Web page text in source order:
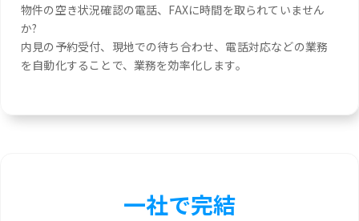
物件の空き状況確認の電話、FAXに時間を取られていません
か?
内見の予約受付、現地での待ち合わせ、電話対応などの業務
を自動化することで、業務を効率化します。
一社で完結